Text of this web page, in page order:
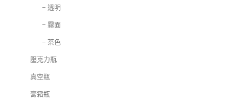
– 透明
– 霧面
– 茶色
壓克力瓶
真空瓶
膏霜瓶